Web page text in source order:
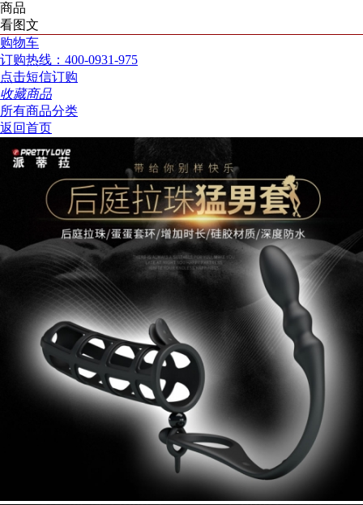
商品
看图文
购物车
订购热线：400-0931-975
点击短信订购
收藏商品
所有商品分类
返回首页